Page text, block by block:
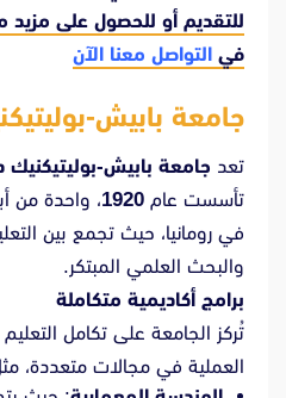
للتقديم أو للحصول على مزيد
في التواصل معنا الآن
جامعة بابيش-
تعد جامعة بابيش-بوليتيكنيك
تأسست عام 1920، واحدة من
في رومانيا، حيث تجمع بين
والبحث العلمي المبتكر.
برامج أكاديمية متكاملة
تُركز الجامعة على تكامل
العملية في مجالات متعددة،